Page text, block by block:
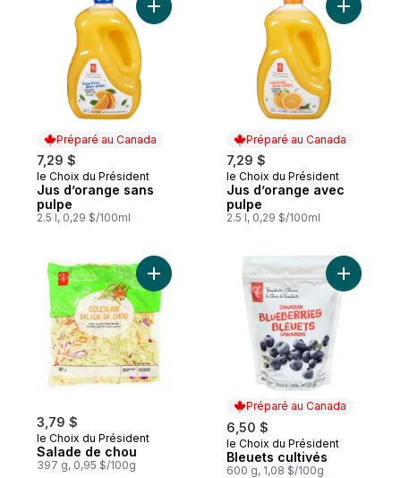
Préparé au Canada
7,29 $
Préparé au Canada
le Choix du Président
Jus d’orange sans
pulpe
2.5 l, 0,29 $/100ml
Ajouter Jus d’orange sans pulpe au
Préparé au Canada
7,29 $
Préparé au Canada
le Choix du Président
Jus d’orange avec
pulpe
2.5 l, 0,29 $/100ml
Ajouter
3,79 $
le Choix du Président
Salade de chou
397 g, 0,95 $/100g
Ajouter Salade de chou au panier
Préparé au Canada
6,50 $
Préparé au Canada
le Choix du Président
Bleuets cultivés
600 g, 1,08 $/100g
Ajouter